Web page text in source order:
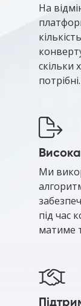
На
скільки
потрібні.
Висока
Ми
під час
матиме